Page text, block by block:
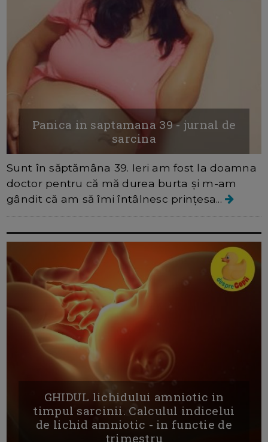
Panica in saptamana 39 - jurnal de
sarcina
Sunt în săptămâna 39. Ieri am fost la doamna
doctor pentru că mă durea burta și m-am
gândit că am să îmi întâlnesc prințesa...
GHIDUL lichidului amniotic in
timpul sarcinii. Calculul indicelui
de lichid amniotic - in functie de
trimestru